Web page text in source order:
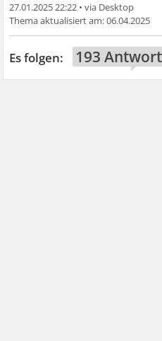
27.01.2025 22:22 •
06.04.2025
193